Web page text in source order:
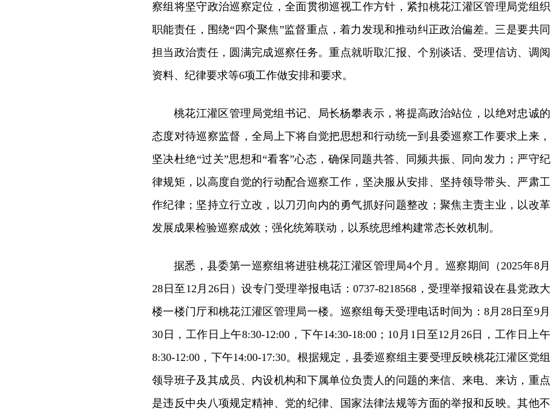
察组将坚守政治巡察定位，全面贯彻巡视工作方针，紧扣桃花江灌区管理局党组织
职能责任，围绕“四个聚焦”监督重点，着力发现和推动纠正政治偏差。三是要共同
担当政治责任，圆满完成巡察任务。重点就听取汇报、个别谈话、受理信访、调阅
资料、纪律要求等6项工作做安排和要求。
桃花江灌区管理局党组书记、局长杨攀表示，将提高政治站位，以绝对忠诚的
态度对待巡察监督，全局上下将自觉把思想和行动统一到县委巡察工作要求上来，
坚决杜绝“过关”思想和“看客”心态，确保同题共答、同频共振、同向发力；严守纪
律规矩，以高度自觉的行动配合巡察工作，坚决服从安排、坚持领导带头、严肃工
作纪律；坚持立行立改，以刀刃向内的勇气抓好问题整改；聚焦主责主业，以改革
发展成果检验巡察成效；强化统筹联动，以系统思维构建常态长效机制。
据悉，县委第一巡察组将进驻桃花江灌区管理局4个月。巡察期间（2025年8月
28日至12月26日）设专门受理举报电话：0737-8218568，受理举报箱设在县党政大
楼一楼门厅和桃花江灌区管理局一楼。巡察组每天受理电话时间为：8月28日至9月
30日，工作日上午8:30-12:00，下午14:30-18:00；10月1日至12月26日，工作日上午
8:30-12:00，下午14:00-17:30。根据规定，县委巡察组主要受理反映桃花江灌区党组
领导班子及其成员、内设机构和下属单位负责人的问题的来信、来电、来访，重点
是违反中央八项规定精神、党的纪律、国家法律法规等方面的举报和反映。其他不